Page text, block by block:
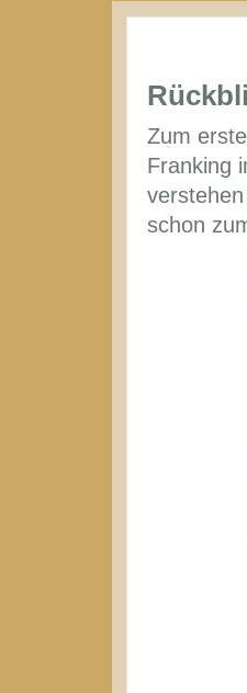
Zum
Franking
schon